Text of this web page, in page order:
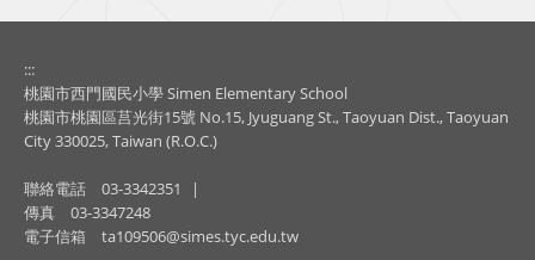
:::
桃園市西門國民小學 Simen Elementary School
桃園市桃園區莒光街15號 No.15, Jyuguang St., Taoyuan Dist., Taoyuan
City 330025, Taiwan (R.O.C.)
聯絡電話 03-3342351
|
傳真
03-3347248
電子信箱
ta109506@simes.tyc.edu.tw